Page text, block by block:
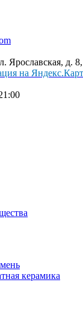
Ярославская, д.
на
керамика